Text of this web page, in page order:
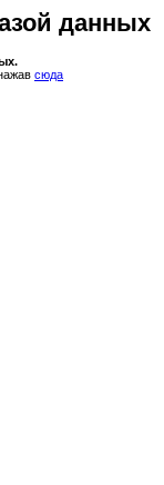
данных
сюда